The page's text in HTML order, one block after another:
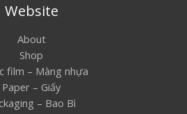
Website
About
Shop
film – Màng nhựa
Paper – Giấy
– Bao Bì